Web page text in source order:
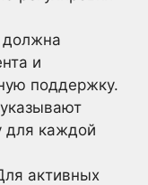
и
поддержку.
для каждой
активных